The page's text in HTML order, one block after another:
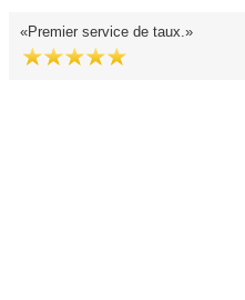
Premier service de taux.